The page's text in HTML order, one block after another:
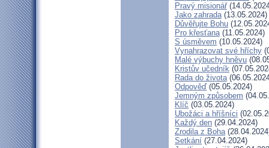
Pravý misionář
Jako zahrada(13.05.2024)
Důvěřujte Bohu
Pro křesťana(11.05.2024)
S úsměvem (10.05.2024)
Vynahrazovat své hříchy
Malé výbuchy hněvu
Kristův učedník
Rada do života
Odpověď (05.05.2024)
Jemným způsobem
Klíč (03.05.2024)
Ubožáci a hříšníci
Každý den (29.04.2024)
Zrodila z Boha
Setkání (27.04.2024)